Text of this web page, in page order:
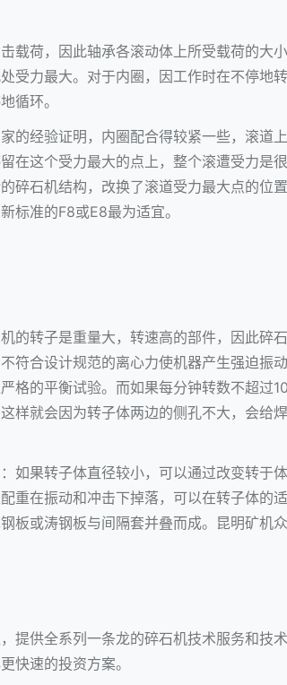
载荷，因此轴承各滚动体上所受载荷的大
受力最大。对于内圈，因工作时在不停地
循环。
的经验证明，内圈配合得较紧一些，滚道
在这个受力最大的点上，整个滚遭受力是
碎石机结构，改换了滚道受力最大点的位
标准的F8或E8最为适宜。
的转子是重量大，转速高的部件，因此碎
符合设计规范的离心力使机器产生强迫振
格的平衡试验。而如果每分钟转数不超过
样就会因为转子体两边的侧孔不大，会给
如果转子体直径较小，可以通过改变转于
重在振动和冲击下掉落，可以在转子体的
板或涛钢板与间隔套并叠而成。昆明矿机
提供全系列一条龙的碎石机技术服务和技
快速的投资方案。